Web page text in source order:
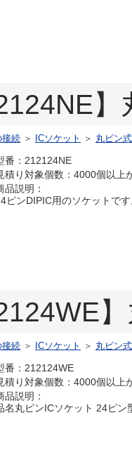
接続 ＞ ICソケット ＞ 丸ピン
番：212124NE
積り対象個数：4000個以上
品説明：
ピンDIPIC用のソケットで
接続 ＞ ICソケット ＞ 丸ピン
番：212124WE
積り対象個数：4000個以上
品説明：
名丸ピンICソケット 24ピ